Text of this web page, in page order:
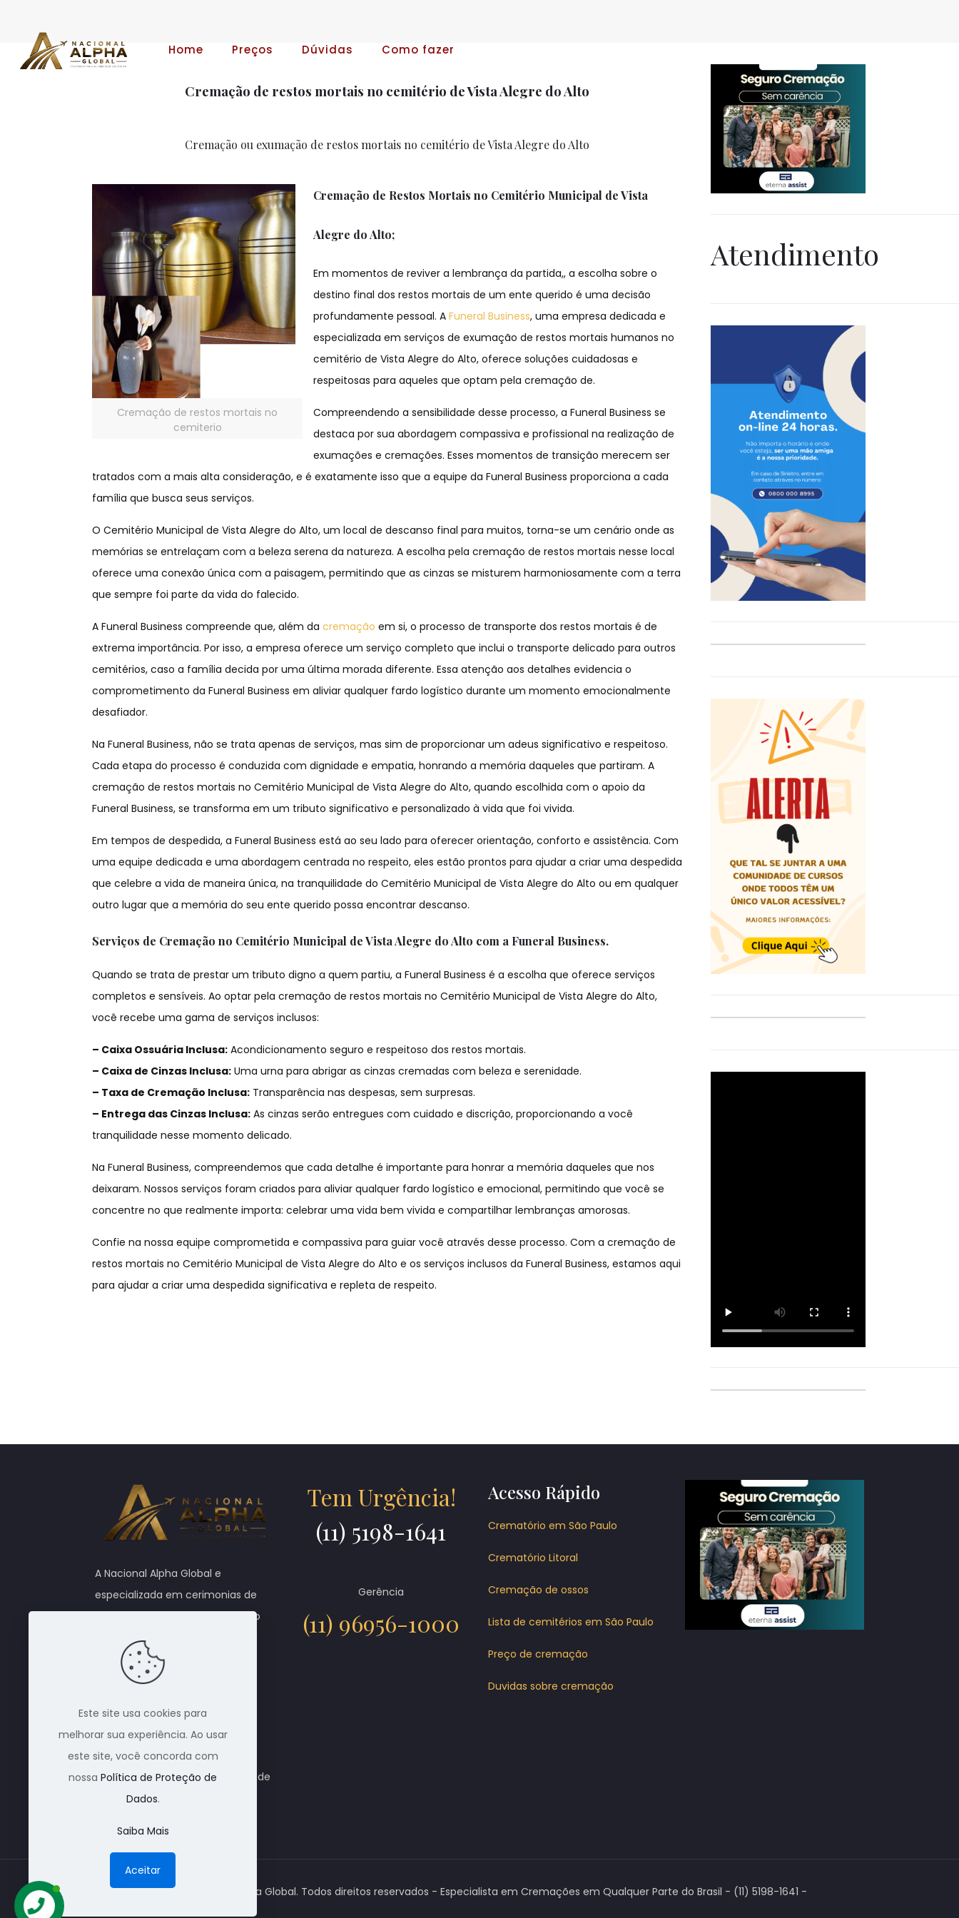
Home Preços Dúvidas Como fazer
Cremação de restos mortais no cemitério de Vista Alegre do Alto
Cremação ou exumação de restos mortais no cemitério de Vista Alegre do Alto
Cremação de restos mortais no
cemiterio
Cremação de Restos Mortais no Cemitério Municipal de Vista
Alegre do Alto;
Em momentos de reviver a lembrança da partida,, a escolha sobre o
destino final dos restos mortais de um ente querido é uma decisão
profundamente pessoal. AFuneral Business, uma empresa dedicada e
especializada em serviços de exumação de restos mortais humanos no
cemitério de Vista Alegre do Alto, oferece soluções cuidadosas e
respeitosas para aqueles que optam pela cremação de.
Compreendendo a sensibilidade desse processo, a Funeral Business se
destaca por sua abordagem compassiva e profissional na realização de
exumações e cremações. Esses momentos de transição merecem ser
tratados com a mais alta consideração, e é exatamente isso que a equipe da Funeral Business proporciona a cada
família que busca seus serviços.
O Cemitério Municipal de Vista Alegre do Alto, um local de descanso final para muitos, torna-se um cenário onde as
memórias se entrelaçam com a beleza serena da natureza. A escolha pela cremação de restos mortais nesse local
oferece uma conexão única com a paisagem, permitindo que as cinzas se misturem harmoniosamente com a terra
que sempre foi parte da vida do falecido.
A Funeral Business compreende que, além dacremação em si, o processo de transporte dos restos mortais é de
extrema importância. Por isso, a empresa oferece um serviço completo que inclui o transporte delicado para outros
cemitérios, caso a família decida por uma última morada diferente. Essa atenção aos detalhes evidencia o
comprometimento da Funeral Business em aliviar qualquer fardo logístico durante um momento emocionalmente
desafiador.
Na Funeral Business, não se trata apenas de serviços, mas sim de proporcionar um adeus significativo e respeitoso.
Cada etapa do processo é conduzida com dignidade e empatia, honrando a memória daqueles que partiram. A
cremação de restos mortais no Cemitério Municipal de Vista Alegre do Alto, quando escolhida com o apoio da
Funeral Business, se transforma em um tributo significativo e personalizado à vida que foi vivida.
Em tempos de despedida, a Funeral Business está ao seu lado para oferecer orientação, conforto e assistência. Com
uma equipe dedicada e uma abordagem centrada no respeito, eles estão prontos para ajudar a criar uma despedida
que celebre a vida de maneira única, na tranquilidade do Cemitério Municipal de Vista Alegre do Alto ou em qualquer
outro lugar que a memória do seu ente querido possa encontrar descanso.
Serviços de Cremação no Cemitério Municipal de Vista Alegre do Alto com a Funeral Business.
Quando se trata de prestar um tributo digno a quem partiu, a Funeral Business é a escolha que oferece serviços
completos e sensíveis. Ao optar pela cremação de restos mortais no Cemitério Municipal de Vista Alegre do Alto,
você recebe uma gama de serviços inclusos:
– Caixa Ossuária Inclusa: Acondicionamento seguro e respeitoso dos restos mortais.
– Caixa de Cinzas Inclusa: Uma urna para abrigar as cinzas cremadas com beleza e serenidade.
– Taxa de Cremação Inclusa: Transparência nas despesas, sem surpresas.
– Entrega das Cinzas Inclusa: As cinzas serão entregues com cuidado e discrição, proporcionando a você
tranquilidade nesse momento delicado.
Na Funeral Business, compreendemos que cada detalhe é importante para honrar a memória daqueles que nos
deixaram. Nossos serviços foram criados para aliviar qualquer fardo logístico e emocional, permitindo que você se
concentre no que realmente importa: celebrar uma vida bem vivida e compartilhar lembranças amorosas.
Confie na nossa equipe comprometida e compassiva para guiar você através desse processo. Com a cremação de
restos mortais no Cemitério Municipal de Vista Alegre do Alto e os serviços inclusos da Funeral Business, estamos aqui
para ajudar a criar uma despedida significativa e repleta de respeito.
Atendimento
A Nacional Alpha Global e
especializada em cerimonias de
cremação em qualquer parte do
Brasil. Através de parceiros,
conseguimos dar total
atendimento ao cliente que
Cobrimos qualquer tipo de
orçamento. Trabalhamos com
todos os crematórios do Brasil e de
outros países também.
Tem Urgência!
(11) 5198-1641
Gerência
(11) 96956-1000
Acesso Rápido
Crematório em São Paulo
Crematório Litoral
Cremação de ossos
Lista de cemitérios em São Paulo
Preço de cremação
Duvidas sobre cremação
© 1988 Nacional Alpha Global. Todos direitos reservados - Especialista em Cremações em Qualquer Parte do Brasil - (11) 5198-1641 -
Este site usa cookies para
melhorar sua experiência. Ao usar
este site, você concorda com
nossa Política de Proteção de
Dados.
Saiba Mais
Aceitar